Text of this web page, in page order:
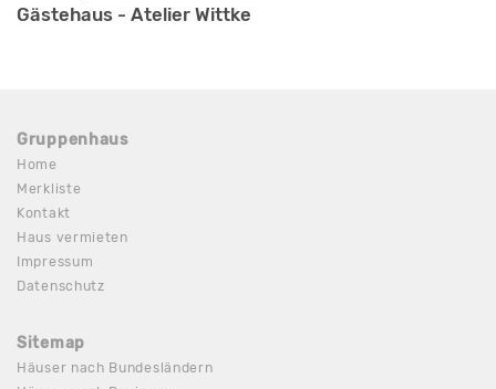
Gästehaus - Atelier Wittke
Gruppenhaus
Home
Merkliste
Kontakt
Haus vermieten
Impressum
Datenschutz
Sitemap
Häuser nach Bundesländern